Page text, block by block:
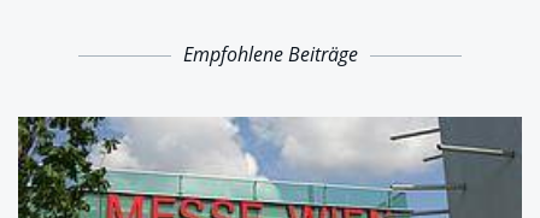
Empfohlene Beiträge